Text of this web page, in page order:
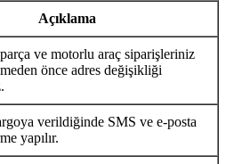
Açıklama
ve motorlu araç siparişleriniz
önce adres değişikliği
verildiğinde SMS ve e-posta
yapılır.